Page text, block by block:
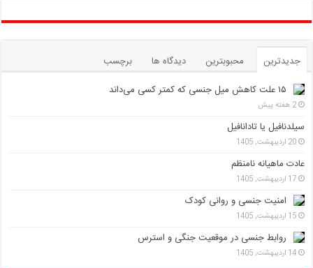
جدیدترین محبوبترین دیدگاه ها
برچسب
۱۵ علت کاهش میل جنسی که کمتر کسی می‌داند
2 هفته پیش
سیلدنافیل یا تادانافیل
20 اردیبهشت, 1405
عادت ماهیانه نامنظم
17 اردیبهشت, 1405
امنیت جنسی و روانی کودک
15 اردیبهشت, 1405
روابط جنسی در موقعیت جنگی و استرس
14 اردیبهشت, 1405